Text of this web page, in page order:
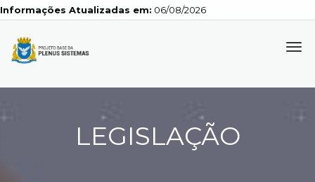
Atualizadas em: 06/08/2026
LEGISLAÇÃO